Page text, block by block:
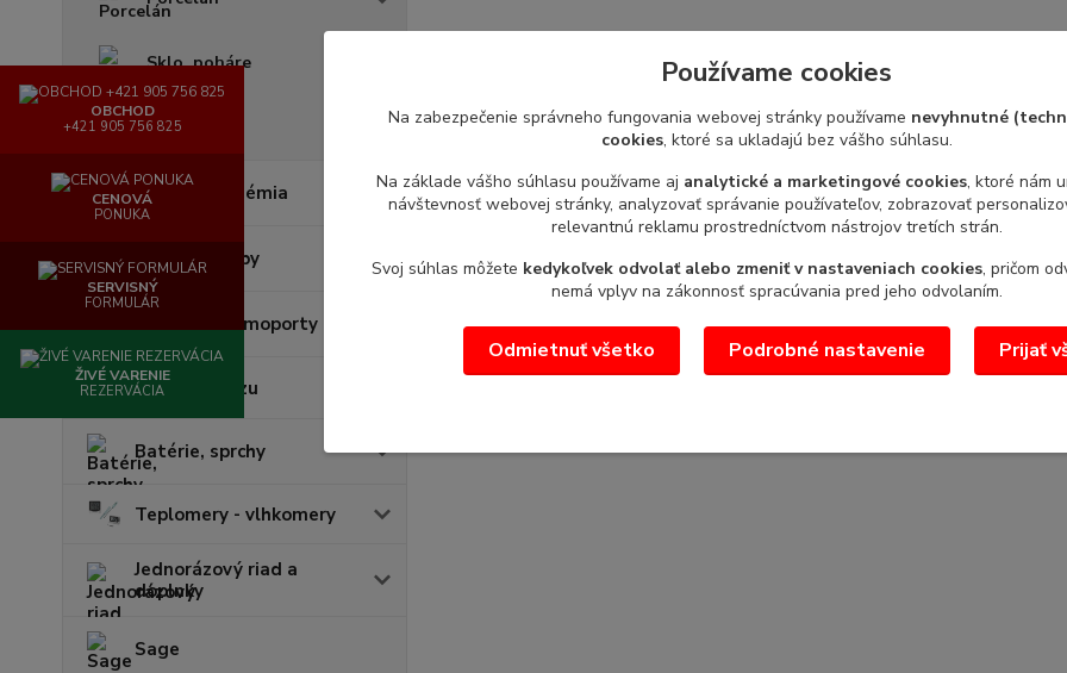
Sklo, poháre
Príbory
Hygiena - Chémia
Gastronádoby
Várnice - termoporty
Lapače hmyzu
Batérie, sprchy
Teplomery - vlhkomery
Jednorázový riad a
doplnky
Sage
OBCHOD
+421 905 756 825
CENOVÁ
PONUKA
SERVISNÝ
FORMULÁR
ŽIVÉ VARENIE
REZERVÁCIA
Používame cookies
Na zabezpečenie správneho fungovania webovej stránky používame nevyhnutné
cookies, ktoré sa ukladajú bez vášho súhlasu.
Na základe vášho súhlasu používame aj analytické a marketingové cookies, ktoré nám
návštevnosť webovej stránky, analyzovať správanie používateľov, zobrazovať
relevantnú reklamu prostredníctvom nástrojov tretích strán.
Svoj súhlas môžete kedykoľvek odvolať alebo zmeniť v nastaveniach cookies, pričom
nemá vplyv na zákonnosť spracúvania pred jeho odvolaním.
Odmietnuť všetko Podrobné nastavenie Prijať